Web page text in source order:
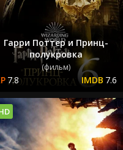
Гарри Поттер и Принц-
полукровка
(фильм)
7.8 7.6